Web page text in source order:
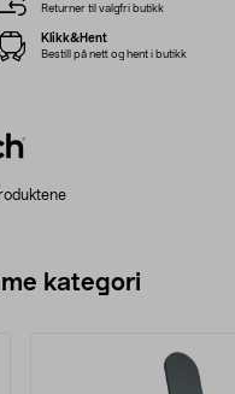
Returner til valgfri butikk
Klikk&Hent
Bestill på nett og hent i butikk
kategori